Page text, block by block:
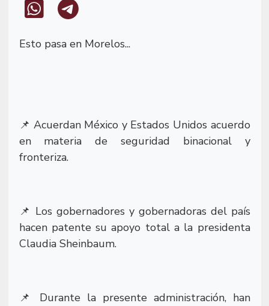
Esto pasa en Morelos...
📌 Acuerdan México y Estados Unidos acuerdo
en materia de seguridad binacional y
fronteriza.
📌 Los gobernadores y gobernadoras del país
hacen patente su apoyo total a la presidenta
Claudia Sheinbaum.
📌
Durante la presente administración, han